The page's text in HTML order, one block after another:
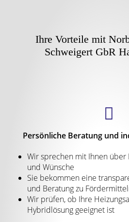
Ihre Vorteile mit
Schweigert GbR
Persönliche Beratung und
Wir sprechen mit Ihnen über
und Wünsche
Sie bekommen eine
und Beratung zu
Wir prüfen, ob Ihre
Hybridlösung geeignet ist